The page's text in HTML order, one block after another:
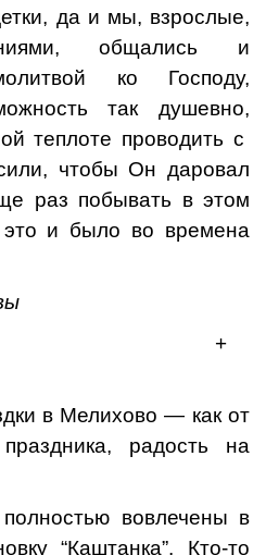
да и мы, взрослые,
общались и
ко Господу,
так душевно,
теплоте проводить с
чтобы Он даровал
раз побывать в этом
это и было во времена
в Мелихово — как от
радость на
вовлечены в
“Каштанка”. Кто-то